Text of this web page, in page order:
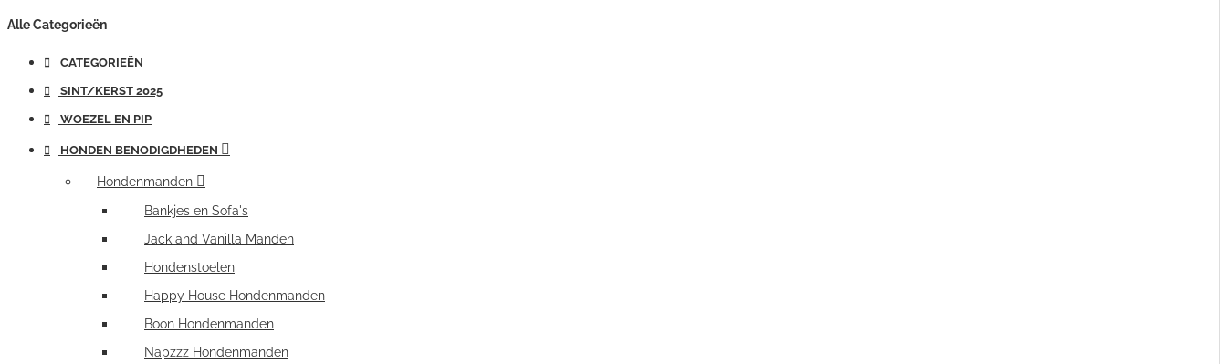
Alle Categorieën
CATEGORIEËN
SINT/KERST 2025
WOEZEL EN PIP
HONDEN BENODIGDHEDEN
Hondenmanden
Bankjes en Sofa's
Jack and Vanilla Manden
Hondenstoelen
Happy House Hondenmanden
Boon Hondenmanden
Napzzz Hondenmanden